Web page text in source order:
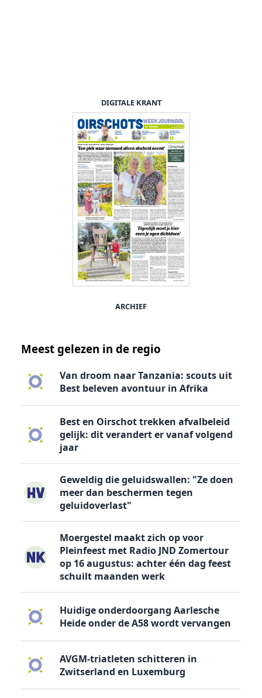
DIGITALE KRANT
ARCHIEF
Meest gelezen in de regio
Van droom naar Tanzania: scouts uit
Best beleven avontuur in Afrika
Best en Oirschot trekken afvalbeleid
gelijk: dit verandert er vanaf volgend
jaar
Geweldig die geluidswallen: "Ze doen
meer dan beschermen tegen
geluidoverlast"
Moergestel maakt zich op voor
Pleinfeest met Radio JND Zomertour
op 16 augustus: achter één dag feest
schuilt maanden werk
Huidige onderdoorgang Aarlesche
Heide onder de A58 wordt vervangen
AVGM-triatleten schitteren in
Zwitserland en Luxemburg